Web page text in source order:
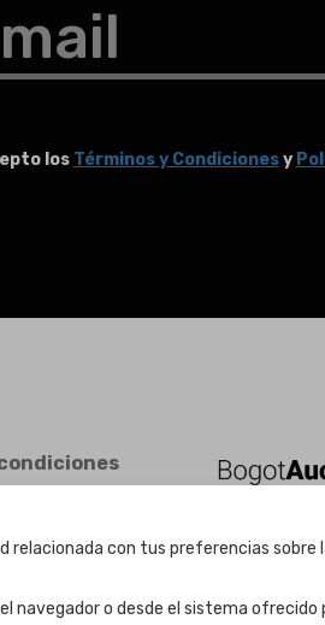
los Términos y Condicionesy
Cookies
con tus preferencias
navegador o desde el sistema ofrecido